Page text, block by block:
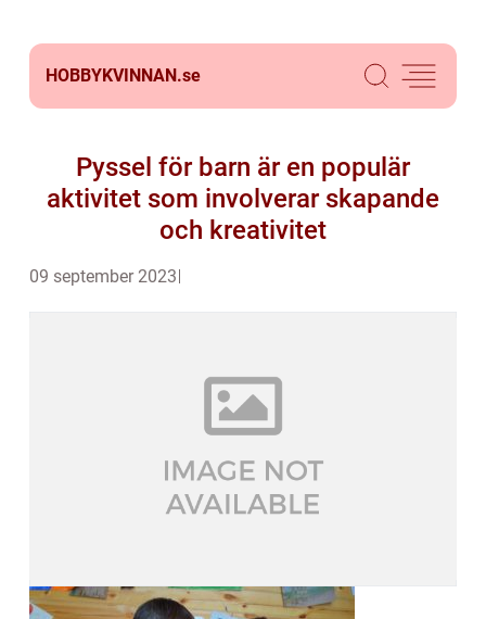
HOBBYKVINNAN.se
Pyssel för barn är en populär
aktivitet som involverar skapande
och kreativitet
09 september 2023